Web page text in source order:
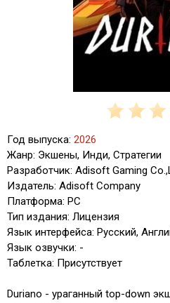
Год выпуска: 2026
Жанр: Экшены, Инди, Стратегии
Разработчик: Adisoft Gaming
Издатель: Adisoft Company
Платформа: PC
Тип издания: Лицензия
Язык интерфейса: Русский,
Язык озвучки: -
Таблетка: Присутствует
Duriano - ураганный top-down